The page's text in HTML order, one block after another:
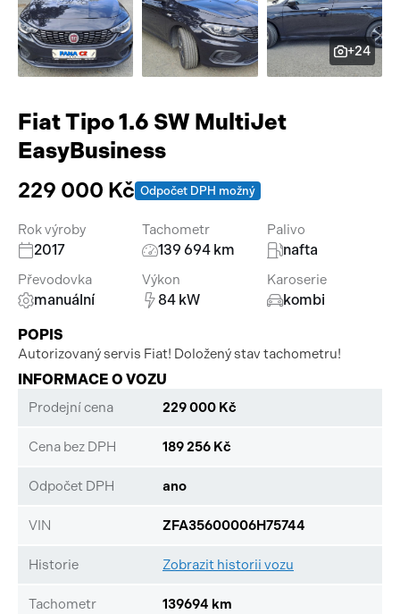
Pracovní stroje
Náhradní díly
Auto a život
Videa
+24
Fiat Tipo 1.6 SW MultiJet
EasyBusiness
229 000 Kč Odpočet DPH možný
Rok výroby
2017
Tachometr
139 694 km
Palivo
nafta
Převodovka
manuální
Výkon
84 kW
Karoserie
kombi
POPIS
Autorizovaný servis Fiat! Doložený stav tachometru!
INFORMACE O VOZU
Prodejní cena 229 000 Kč
Cena bez DPH 189 256 Kč
Odpočet DPH ano
VIN ZFA35600006H75744
Historie Zobrazit historii vozu
Tachometr 139694 km